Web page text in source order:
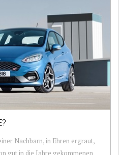
Nachbarn, in Ehren ergraut,
gut in die Jahre gekommenen